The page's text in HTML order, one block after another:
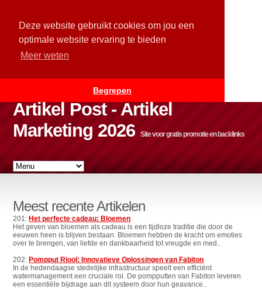
Deze website gebruikt cookies om jou een
optimale website ervaring te bieden
Meer weten
Begrepen
Artikel Post - Artikel
Marketing 2026
Site voor gratis promotie en backlinks
Meest recente Artikelen
201:Het perfecte cadeau: Bloemen
Het geven van bloemen als cadeau is een tijdloze traditie die door de
eeuwen heen is blijven bestaan. Bloemen hebben de kracht om emoties
over te brengen, van liefde en dankbaarheid tot vreugde en med..
202:Pompput Riool: Innovatieve Oplossingen van Fabiton
In de hedendaagse stedelijke infrastructuur speelt een efficiënt
watermanagement een cruciale rol. De pompputten van Fabiton leveren
een essentiële bijdrage aan dit systeem door hun geavance..